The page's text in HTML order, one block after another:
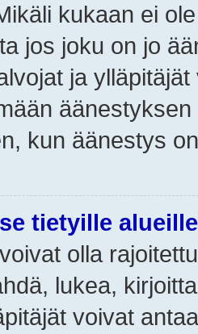
kukaan ei
jos joku on jo
ja
kun äänestys
tietyille
olla
lukea,
voivat